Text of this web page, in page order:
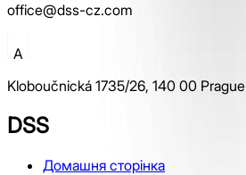
office@dss-cz.com
A
Kloboučnická 1735/26, 140 00 Prague
DSS
Домашня сторінка